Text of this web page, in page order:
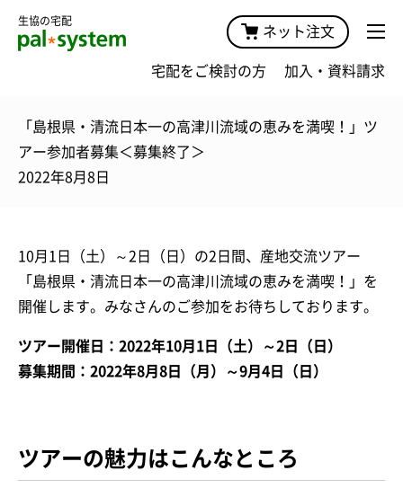
生協の宅配
ネット注文
宅配をご検討の方 加入・資料請求
「島根県・清流日本一の高津川流域の恵みを満喫！」ツ
アー参加者募集＜募集終了＞
2022年8月8日
10月1日（土）～2日（日）の2日間、産地交流ツアー
「島根県・清流日本一の高津川流域の恵みを満喫！」を
開催します。みなさんのご参加をお待ちしております。
ツアー開催日：2022年10月1日（土）～2日（日）
募集期間：2022年8月8日（月）～9月4日（日）
ツアーの魅力はこんなところ